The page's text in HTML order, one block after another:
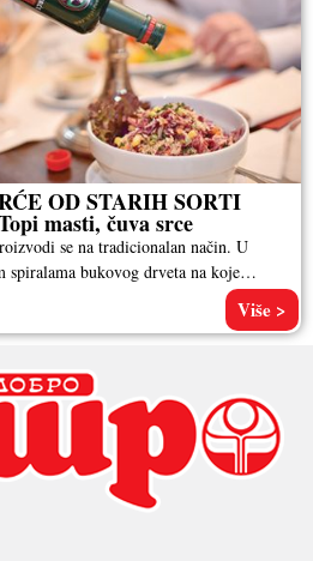
OD STARIH SORTI
masti, čuva srce
se na tradicionalan način. U
bukovog drveta na koje
Više >